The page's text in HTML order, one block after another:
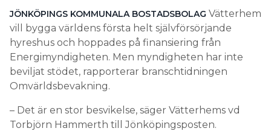
JÖNKÖPINGS KOMMUNALA BOSTADSBOLAG Vätterhem
vill bygga världens första helt självförsörjande
hyreshus och hoppades på finansiering från
Energimyndigheten. Men myndigheten har inte
beviljat stödet, rapporterar branschtidningen
Omvärldsbevakning.
– Det är en stor besvikelse, säger Vätterhems vd
Torbjörn Hammerth till Jönköpingsposten.